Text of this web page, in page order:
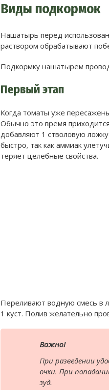
Виды подкормок
Нашатырь перед
раствором обрабатывают
Подкормку нашатырем
Первый этап
Когда томаты уже
Обычно это время
добавляют 1 стволовую
быстро, так как аммиак
теряет целебные свойства.
Переливают водную смесь в
1 куст. Полив желательно
Важно!
При разведении
очки. При
зуд.